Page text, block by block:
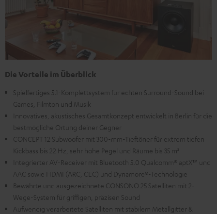
Die Vorteile im Überblick
Spielfertiges 5.1-Komplettsystem für echten Surround-Sound bei
Games, Filmton und Musik
Innovatives, akustisches Gesamtkonzept entwickelt in Berlin für die
bestmögliche Ortung deiner Gegner
CONCEPT 12 Subwoofer mit 300-mm-Tieftöner für extrem tiefen
Kickbass bis 22 Hz, sehr hohe Pegel und Räume bis 35 m²
Integrierter AV-Receiver mit Bluetooth 5.0 Qualcomm® aptX™ und
AAC sowie HDMI (ARC, CEC) und Dynamore®-Technologie
Bewährte und ausgezeichnete CONSONO 25 Satelliten mit 2-
Wege-System für griffigen, präzisen Sound
Aufwendig verarbeitete Satelliten mit stabilem Metallgitter &